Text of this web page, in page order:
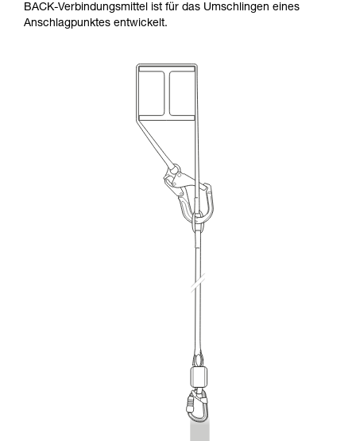
BACK-Verbindungsmittel ist für das Umschlingen eines
Anschlagpunktes entwickelt.